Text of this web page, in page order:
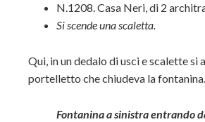
N.1208. Casa Neri, di 2
Si scende una scaletta.
Qui, in un dedalo di usci e scalette si
portelletto che chiudeva la fontanina.
Fontanina a sinistra entrando